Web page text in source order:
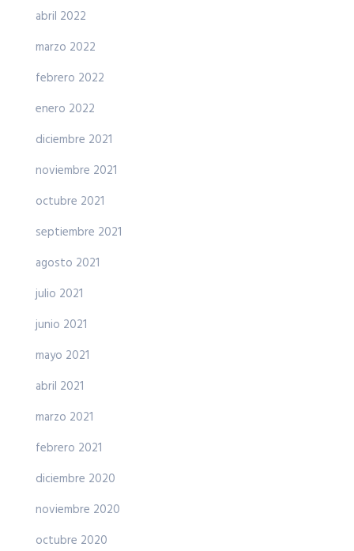
abril 2022
marzo 2022
febrero 2022
enero 2022
diciembre 2021
noviembre 2021
octubre 2021
septiembre 2021
agosto 2021
julio 2021
junio 2021
mayo 2021
abril 2021
marzo 2021
febrero 2021
diciembre 2020
noviembre 2020
octubre 2020